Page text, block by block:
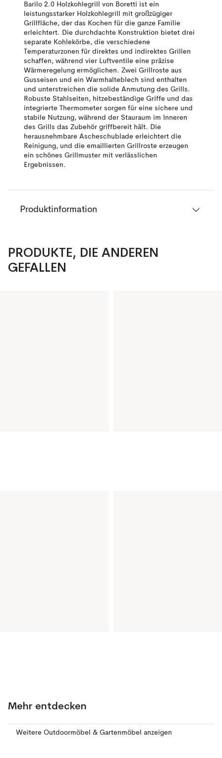
Barilo 2.0 Holzkohlegrill von Boretti ist ein
leistungsstarker Holzkohlegrill mit großzügiger
Grillfläche, der das Kochen für die ganze Familie
erleichtert. Die durchdachte Konstruktion bietet drei
separate Kohlekörbe, die verschiedene
Temperaturzonen für direktes und indirektes Grillen
schaffen, während vier Luftventile eine präzise
Wärme­regelung ermöglichen. Zwei Grillroste aus
Gusseisen und ein Warmhalteblech sind enthalten
und unterstreichen die solide Anmutung des Grills.
Robuste Stahlseiten, hitzebeständige Griffe und das
integrierte Thermometer sorgen für eine sichere und
stabile Nutzung, während der Stauraum im Inneren
des Grills das Zubehör griffbereit hält. Die
herausnehmbare Ascheschublade erleichtert die
Reinigung, und die emaillierten Grillroste erzeugen
ein schönes Grillmuster mit verlässlichen
Ergebnissen.
Produktinformation
PRODUKTE, DIE ANDEREN
GEFALLEN
Mehr entdecken
Weitere Outdoormöbel & Gartenmöbel anzeigen